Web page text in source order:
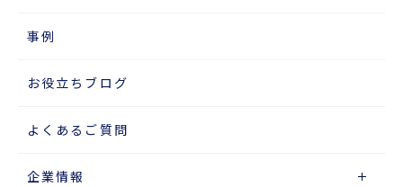
事例
お役立ちブログ
よくあるご質問
企業情報